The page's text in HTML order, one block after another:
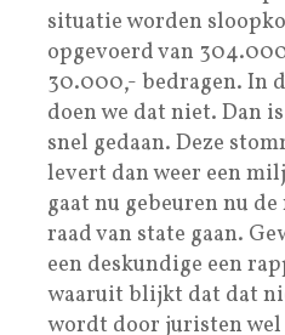
situatie worden
opgevoerd van
30.000,- bedragen. In
doen we dat niet. Dan
snel gedaan. Deze
levert dan weer een
gaat nu gebeuren nu
raad van state gaan.
een deskundige een
waaruit blijkt dat dat
wordt door juristen wel